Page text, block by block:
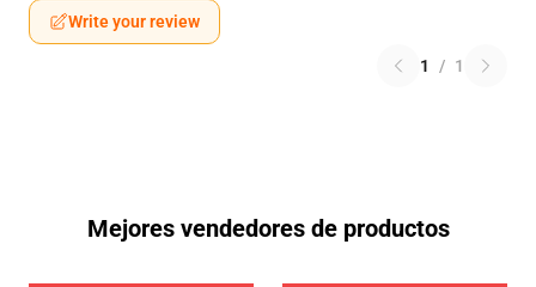
Write your review
1 / 1
Mejores vendedores de productos